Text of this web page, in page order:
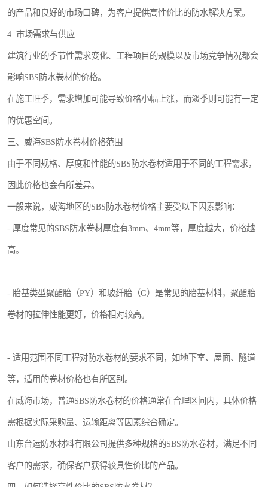
的产品和良好的市场口碑，为客户提供高性价比的防水解决方案。
4. 市场需求与供应
建筑行业的季节性需求变化、工程项目的规模以及市场竞争情况都会
影响SBS防水卷材的价格。
在施工旺季，需求增加可能导致价格小幅上涨，而淡季则可能有一定
的优惠空间。
三、威海SBS防水卷材价格范围
由于不同规格、厚度和性能的SBS防水卷材适用于不同的工程需求，
因此价格也会有所差异。
一般来说，威海地区的SBS防水卷材价格主要受以下因素影响：
- 厚度常见的SBS防水卷材厚度有3mm、4mm等，厚度越大，价格越
高。
- 胎基类型聚酯胎（PY）和玻纤胎（G）是常见的胎基材料，聚酯胎
卷材的拉伸性能更好，价格相对较高。
- 适用范围不同工程对防水卷材的要求不同，如地下室、屋面、隧道
等，适用的卷材价格也有所区别。
在威海市场，普通SBS防水卷材的价格通常在合理区间内，具体价格
需根据实际采购量、运输距离等因素综合确定。
山东台运防水材料有限公司提供多种规格的SBS防水卷材，满足不同
客户的需求，确保客户获得较具性价比的产品。